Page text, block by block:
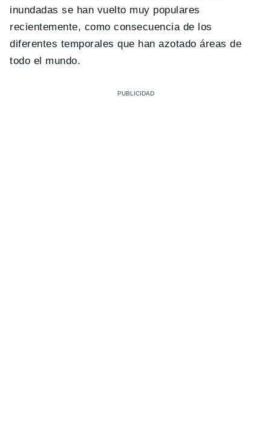
inundadas se han vuelto muy populares
recientemente, como consecuencia de los
diferentes temporales que han azotado áreas de
todo el mundo.